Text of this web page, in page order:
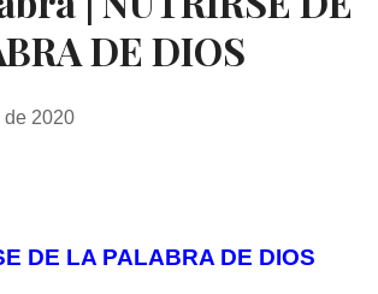
DE DIOS
de 2020
DE LA PALABRA DE DIOS